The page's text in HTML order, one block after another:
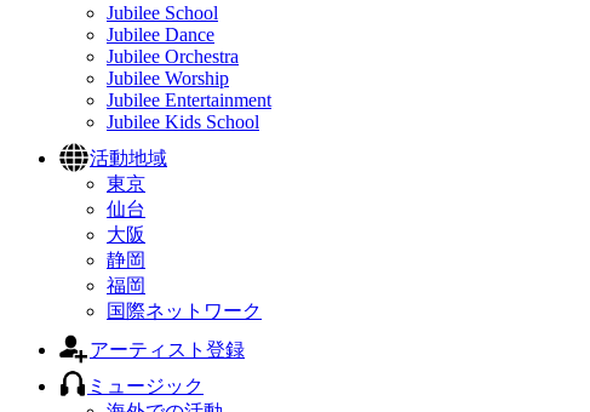
Jubilee School
Jubilee Dance
Jubilee Orchestra
Jubilee Worship
Jubilee Entertainment
Jubilee Kids School
活動地域
東京
仙台
大阪
静岡
福岡
国際ネットワーク
アーティスト登録
ミュージック